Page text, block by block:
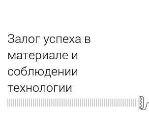
Залог успеха в
материале и
соблюдении
технологии